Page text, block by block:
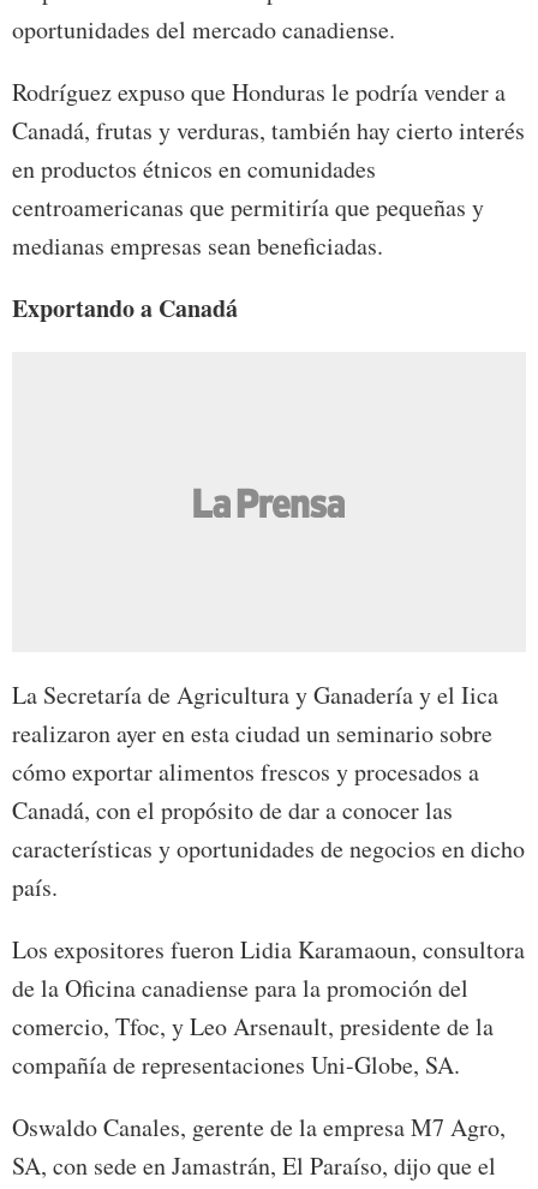
oportunidades del mercado canadiense.
Rodríguez expuso que Honduras le podría vender a
Canadá, frutas y verduras, también hay cierto interés
en productos étnicos en comunidades
centroamericanas que permitiría que pequeñas y
medianas empresas sean beneficiadas.
Exportando a Canadá
La Secretaría de Agricultura y Ganadería y el Iica
realizaron ayer en esta ciudad un seminario sobre
cómo exportar alimentos frescos y procesados a
Canadá, con el propósito de dar a conocer las
características y oportunidades de negocios en dicho
país.
Los expositores fueron Lidia Karamaoun, consultora
de la Oficina canadiense para la promoción del
comercio, Tfoc, y Leo Arsenault, presidente de la
compañía de representaciones Uni-Globe, SA.
Oswaldo Canales, gerente de la empresa M7 Agro,
SA, con sede en Jamastrán, El Paraíso, dijo que el